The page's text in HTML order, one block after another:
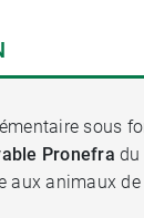
sous
Pronefra du
aux animaux